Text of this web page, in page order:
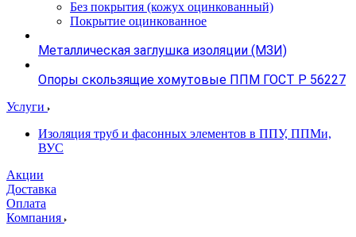
Без покрытия (кожух оцинкованный)
Покрытие оцинкованное
Металлическая заглушка изоляции (МЗИ)
Опоры скользящие хомутовые ППМ ГОСТ Р 56227
Услуги
Изоляция труб и фасонных элементов в ППУ, ППМи,
ВУС
Акции
Доставка
Оплата
Компания